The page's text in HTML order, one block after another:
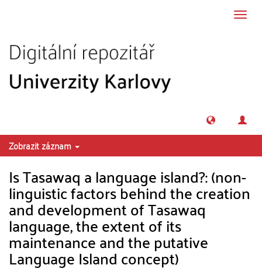
Zobrazit záznam
Is Tasawaq a language island?: (non-
linguistic factors behind the creation
and development of Tasawaq
language, the extent of its
maintenance and the putative
Language Island concept)